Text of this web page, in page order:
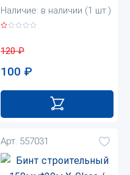
Наличие: в наличии (1 шт.)
120₽
100 ₽
Арт. 557031